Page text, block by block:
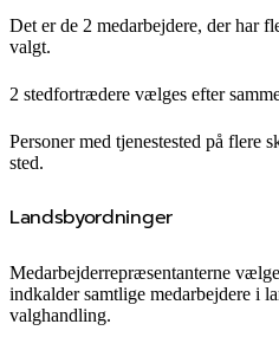
Det er de 2 medarbejdere, der har
valgt.
2 stedfortrædere vælges efter
Personer med tjenestested på flere
sted.
Landsbyordninger
Medarbejderrepræsentanterne
indkalder samtlige medarbejdere i
valghandling.